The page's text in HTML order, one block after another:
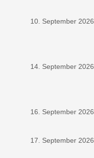
10. September 2026
14. September 2026
16. September 2026
17. September 2026